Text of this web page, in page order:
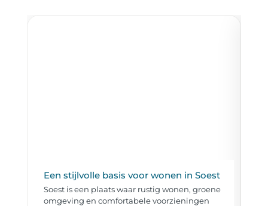
Een stijlvolle basis voor wonen in Soest
Soest is een plaats waar rustig wonen, groene
omgeving en comfortabele voorzieningen